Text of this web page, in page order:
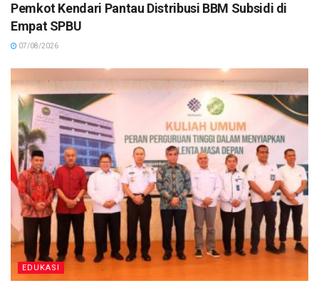
Pemkot Kendari Pantau Distribusi BBM Subsidi di
Empat SPBU
07/08/2026
EDUKASI